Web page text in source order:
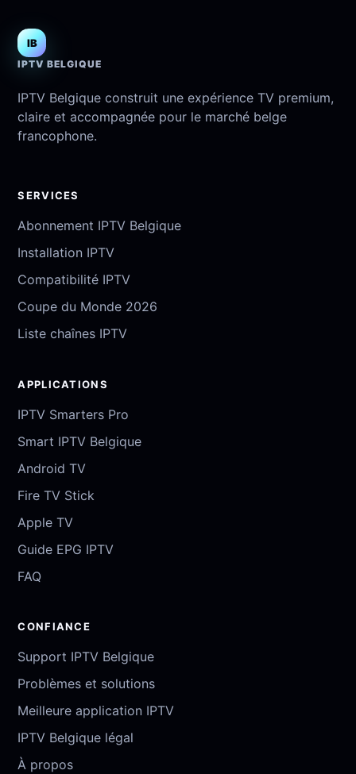
IB
IPTV BELGIQUE
IPTV Belgique construit une expérience TV premium,
claire et accompagnée pour le marché belge
francophone.
SERVICES
Abonnement IPTV Belgique
Installation IPTV
Compatibilité IPTV
Coupe du Monde 2026
Liste chaînes IPTV
APPLICATIONS
IPTV Smarters Pro
Smart IPTV Belgique
Android TV
Fire TV Stick
Apple TV
Guide EPG IPTV
FAQ
CONFIANCE
Support IPTV Belgique
Problèmes et solutions
Meilleure application IPTV
IPTV Belgique légal
À propos